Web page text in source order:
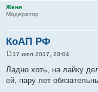
Женя
Модератор
КоАП РФ
о
б
17 июл 2017, 20:04
Ладно хоть, на лайку
ей, пару лет